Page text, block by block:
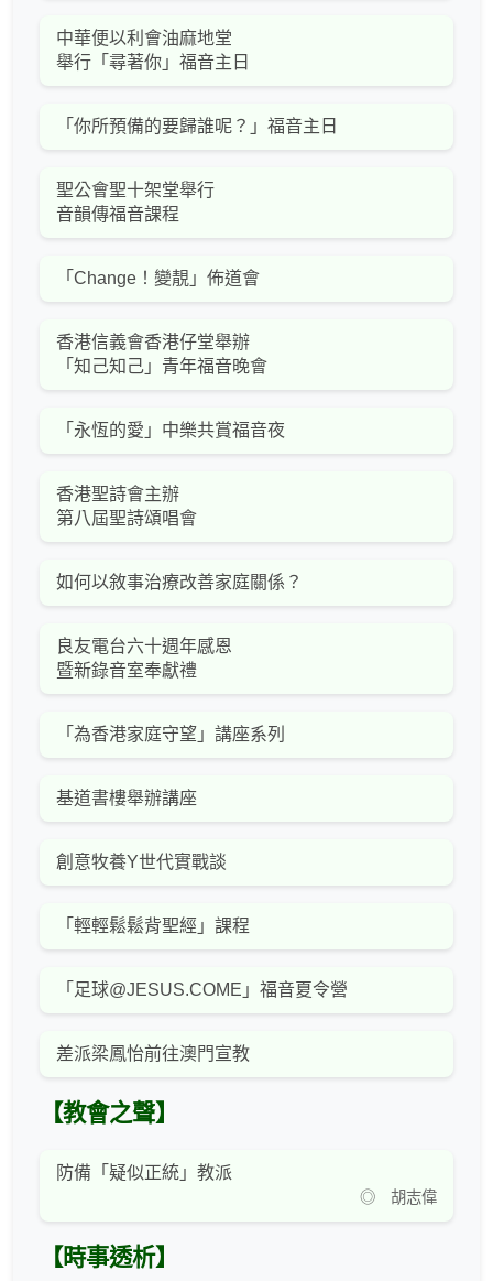
中華便以利會油麻地堂
舉行「尋著你」福音主日
「你所預備的要歸誰呢？」福音主日
聖公會聖十架堂舉行
音韻傳福音課程
「Change！變靚」佈道會
香港信義會香港仔堂舉辦
「知己知己」青年福音晚會
「永恆的愛」中樂共賞福音夜
香港聖詩會主辦
第八屆聖詩頌唱會
如何以敘事治療改善家庭關係？
良友電台六十週年感恩
暨新錄音室奉獻禮
「為香港家庭守望」講座系列
基道書樓舉辦講座
創意牧養Y世代實戰談
「輕輕鬆鬆背聖經」課程
「足球@JESUS.COME」福音夏令營
差派梁鳳怡前往澳門宣教
【教會之聲】
防備「疑似正統」教派
◎ 胡志偉
【時事透析】